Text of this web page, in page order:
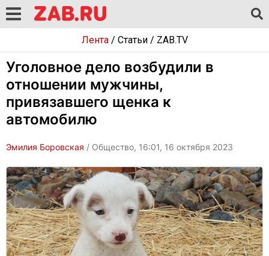
Лента/ Статьи/ ZAB.TV
Уголовное дело возбудили в
отношении мужчины,
привязавшего щенка к
автомобилю
Эмилия Боровская / Общество, 16:01, 16 октября 2023